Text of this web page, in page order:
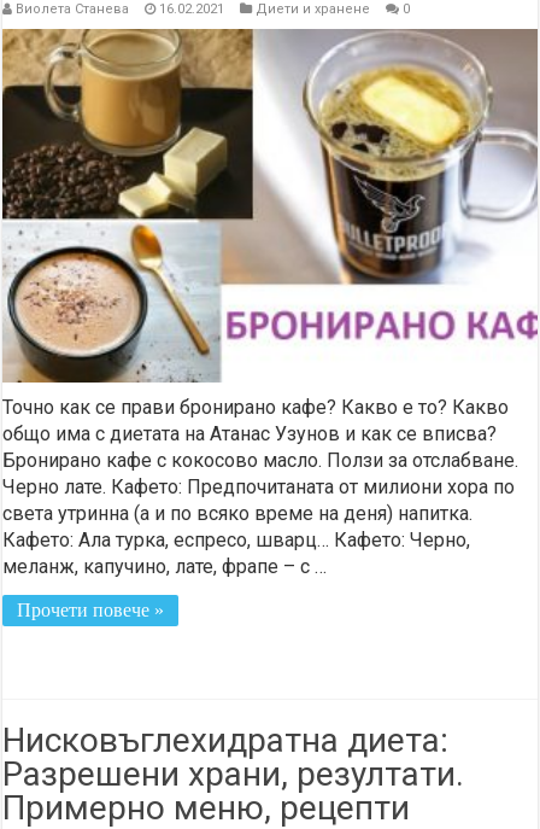
Виолета Станева 16.02.2021 Диети и хранене 0
Точно как се прави бронирано кафе? Какво е то? Какво
общо има с диетата на Атанас Узунов и как се вписва?
Бронирано кафе с кокосово масло. Ползи за отслабване.
Черно лате. Кафето: Предпочитаната от милиони хора по
света утринна (а и по всяко време на деня) напитка.
Кафето: Ала турка, еспресо, шварц… Кафето: Черно,
меланж, капучино, лате, фрапе – с …
Прочети повече »
Нисковъглехидратна диета:
Разрешени храни, резултати.
Примерно меню, рецепти